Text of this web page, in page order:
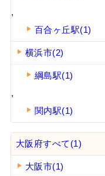
,
百合ヶ丘駅(1)
横浜市(2)
綱島駅(1)
,
関内駅(1)
大阪府すべて(1)
大阪市(1)